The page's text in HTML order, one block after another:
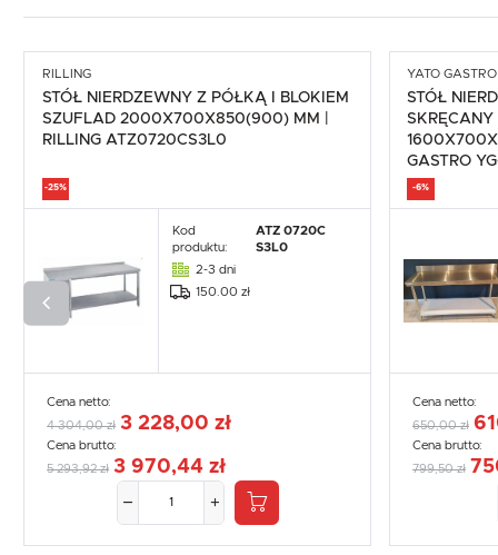
RILLING
STÓŁ NIERDZEWNY Z PÓŁKĄ I BLOKIEM
SZUFLAD 2000X700X850(900) MM |
RILLING ATZ0720CS3L0
-25%
Kod
produktu:
ATZ 0720C
S3L0
2-3 dni
150.00 zł
Cena netto:
4 304,00 zł 3 228,00 zł
Cena brutto:
5 293,92 zł 3 970,44 zł
YATO GASTRO
STÓŁ
SKRĘCANY
GASTRO
-6%
Cena netto:
650,00 zł
Cena brutto:
799,50 zł